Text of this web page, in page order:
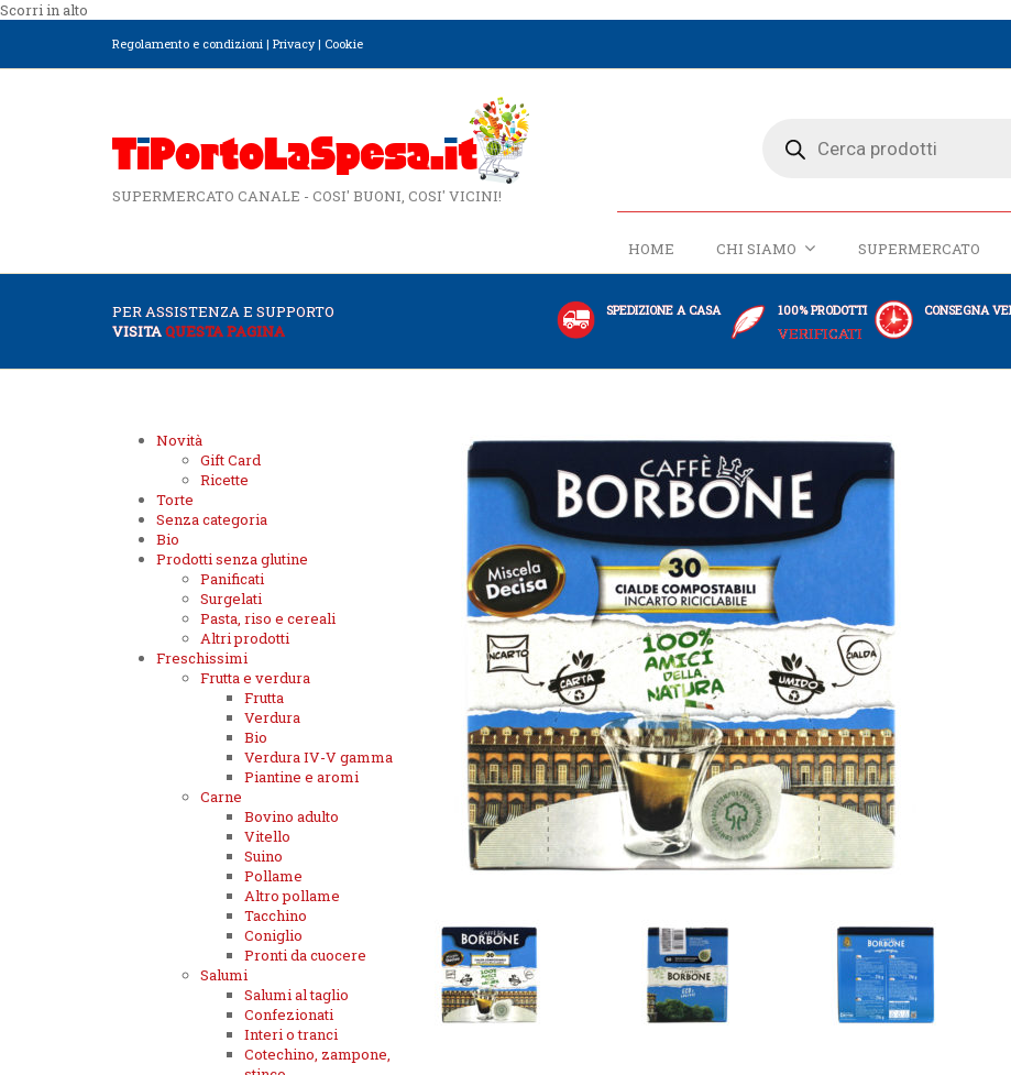
Scorri in alto
Regolamento e condizioni | Privacy| Cookie
SUPERMERCATO CANALE - COSI' BUONI, COSI' VICINI!
HOME CHI SIAMO SUPERMERCATO
PER ASSISTENZA E SUPPORTO
VISITAQUESTA PAGINA
SPEDIZIONE A CASA 100% PRODOTTI
VERIFICATI
CONSEGNA
Novità
Gift Card
Ricette
Torte
Senza categoria
Bio
Prodotti senza glutine
Panificati
Surgelati
Pasta, riso e cereali
Altri prodotti
Freschissimi
Frutta e verdura
Frutta
Verdura
Bio
Verdura IV-V gamma
Piantine e aromi
Carne
Bovino adulto
Vitello
Suino
Pollame
Altro pollame
Tacchino
Coniglio
Pronti da cuocere
Salumi
Salumi al taglio
Confezionati
Interi o tranci
Cotechino, zampone,